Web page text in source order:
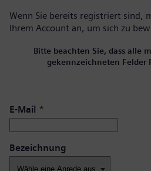
Wenn Sie bereits registriert sind,
Ihrem Account an, um sich zu
Bitte beachten Sie, dass alle
gekennzeichneten Felder
E-Mail *
Bezeichnung